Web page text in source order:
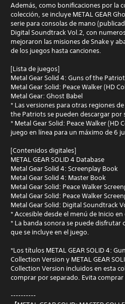
Además, como bonificaciones por la
colección, se incluye METAL GEAR
serie para consolas de mano
Digital Soundtrack Vol.2, con
mejoraron las misiones de Snake y
de los juegos hasta canciones.
[Lista de juegos]
Metal Gear Solid 4: Guns of the
Metal Gear Solid: Peace Walker (HD
Metal Gear: Ghost Babel
* Las versiones para otras regiones
the Patriots se pueden descargar por
* Metal Gear Solid: Peace Walker (HD
juego en línea para un máximo de 6
[Contenidos digitales]
METAL GEAR SOLID 4 Database
Metal Gear Solid 4: Screenplay Book
Metal Gear Solid 4: Master Book
Metal Gear Solid: Peace Walker
Metal Gear Solid: Peace Walker
Metal Gear Solid: Digital Soundtrack
* Accesible desde el menú de Inicio en
* La banda sonora se puede disfrutar
que se incluye en el juego.
*Los títulos METAL GEAR SOLID 4:
Collection Version y METAL GEAR
Collection Version incluidos en esta
comprar por separado. Evita comprar
----------